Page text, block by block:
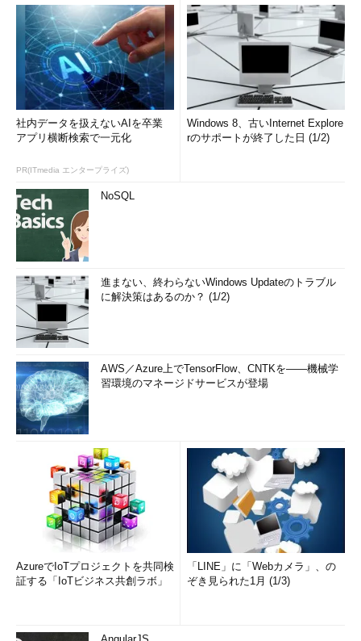
社内データを扱えないAIを卒業
アプリ横断検索で一元化
PR(ITmedia エンタープライズ)
Windows 8、古いInternet Explore
rのサポートが終了した日 (1/2)
NoSQL
進まない、終わらないWindows Updateのトラブル
に解決策はあるのか？ (1/2)
AWS／Azure上でTensorFlow、CNTKを――機械学
習環境のマネージドサービスが登場
AzureでIoTプロジェクトを共同検
証する「IoTビジネス共創ラボ」
「LINE」に「Webカメラ」、の
ぞき見られた1月 (1/3)